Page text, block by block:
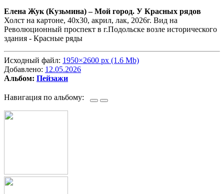
Елена Жук (Кузьмина) –Мой город. У Красных рядов
Холст на картоне, 40х30, акрил, лак, 2026г. Вид на
Революционный проспект в г.Подольске возле исторического
здания - Красные ряды
Исходный файл: 1950×2600 px (1.6 Mb)
Добавлено: 12.05.2026
Альбом: Пейзажи
Навигация по альбому: